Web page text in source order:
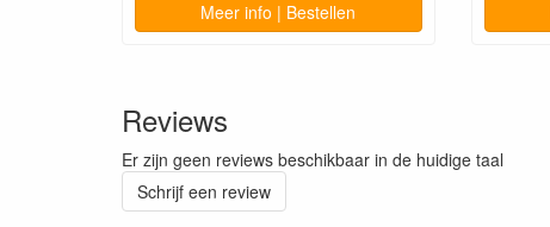
Meer info | Bestellen
Reviews
Er zijn geen reviews beschikbaar in de huidige taal
Schrijf een review